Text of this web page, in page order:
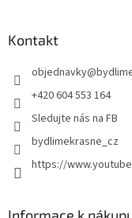
Kontakt
objednavky@
+420 604 553 164
Sledujte nás na FB
bydlimekrasne_cz
https://
Informace k